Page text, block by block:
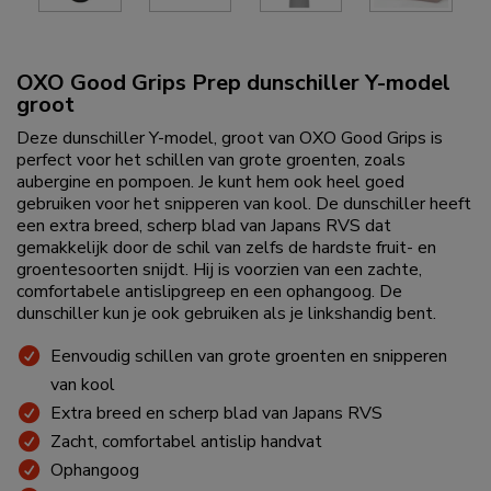
OXO Good Grips Prep dunschiller Y-model
groot
Deze dunschiller Y-model, groot van OXO Good Grips is
perfect voor het schillen van grote groenten, zoals
aubergine en pompoen. Je kunt hem ook heel goed
gebruiken voor het snipperen van kool. De dunschiller heeft
een extra breed, scherp blad van Japans RVS dat
gemakkelijk door de schil van zelfs de hardste fruit- en
groentesoorten snijdt. Hij is voorzien van een zachte,
comfortabele antislipgreep en een ophangoog. De
dunschiller kun je ook gebruiken als je linkshandig bent.
Eenvoudig schillen van grote groenten en snipperen
van kool
Extra breed en scherp blad van Japans RVS
Zacht, comfortabel antislip handvat
Ophangoog